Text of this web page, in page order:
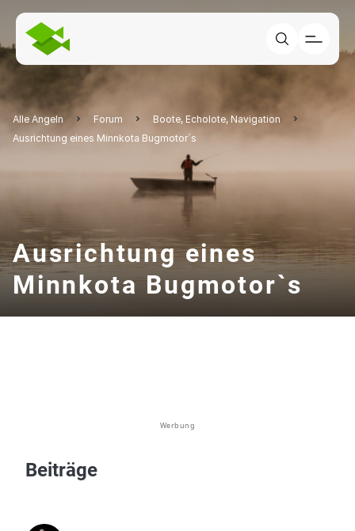
Alle Angeln Forum
Boote, Echolote, Navigation
Ausrichtung eines Minnkota Bugmotor`s
Ausrichtung eines
Minnkota Bugmotor`s
Werbung
Beiträge